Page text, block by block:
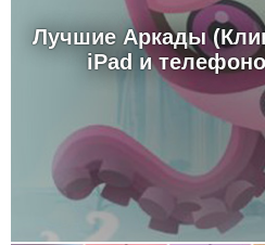
Лучшие Аркады
iPad и